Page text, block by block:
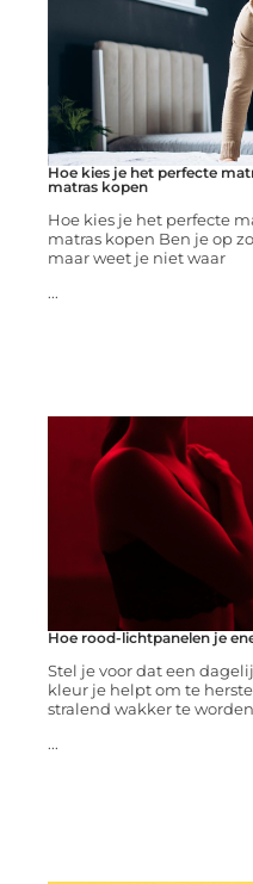
Hoe kies je het perfecte
matras kopen
Hoe kies je het perfecte
matras kopen Ben je op
maar weet je niet waar
...
Hoe rood-lichtpanelen je
Stel je voor dat een
kleur je helpt om te
stralend wakker te
...